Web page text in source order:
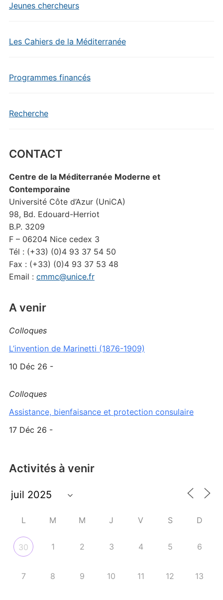
Jeunes chercheurs
Les Cahiers de la Méditerranée
Programmes financés
Recherche
CONTACT
Centre de la Méditerranée Moderne et
Contemporaine
Université Côte d’Azur (UniCA)
98, Bd. Edouard-Herriot
B.P. 3209
F – 06204 Nice cedex 3
Tél : (+33) (0)4 93 37 54 50
Fax : (+33) (0)4 93 37 53 48
Email : cmmc@unice.fr
A venir
Colloques
L’invention de Marinetti (1876-1909)
10 Déc 26 -
Colloques
Assistance, bienfaisance et protection consulaire
17 Déc 26 -
Activités à venir
L M M J V S D
30 1 2 3 4 5 6
7 8 9 10 11 12 13